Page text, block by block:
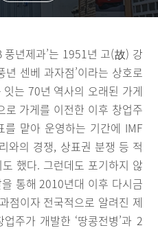
풍년제과’는 1951년 고(故) 강
센베 과자점’이라는 상호로
는 70년 역사의 오래된 가게
가게를 이전한 이후 창업주
맡아 운영하는 기간에 IMF
와의 경쟁, 상표권 분쟁 등 적
했다. 그런데도 포기하지 않
통해 2010년대 이후 다시금
점이자 전국적으로 알려진 제
주가 개발한 ‘땅콩전병’과 2